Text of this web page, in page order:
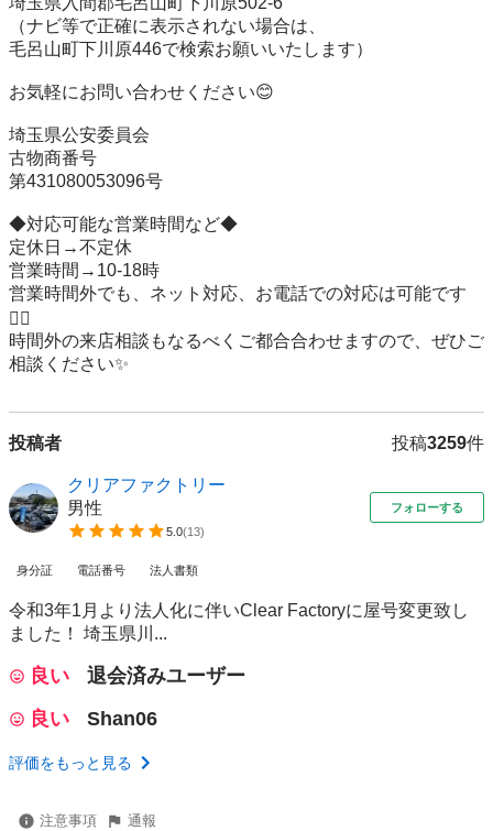
（ナビ等で正確に表示されない場合は、
毛呂山町下川原446で検索お願いいたします）
お気軽にお問い合わせください😊
埼玉県公安委員会
古物商番号
第431080053096号
◆対応可能な営業時間など◆
定休日→不定休
営業時間→10-18時
営業時間外でも、ネット対応、お電話での対応は可能です
🙆‍♂️
時間外の来店相談もなるべくご都合合わせますので、ぜひご
相談ください✨
投稿者 投稿3259件
クリアファクトリー
男性
5.0(13)
フォローする
身分証 電話番号 法人書類
令和3年1月より法人化に伴いClear Factoryに屋号変更致し
ました！ 埼玉県川...
良い
退会済みユーザー
良い
Shan06
評価をもっと見る
注意事項 通報